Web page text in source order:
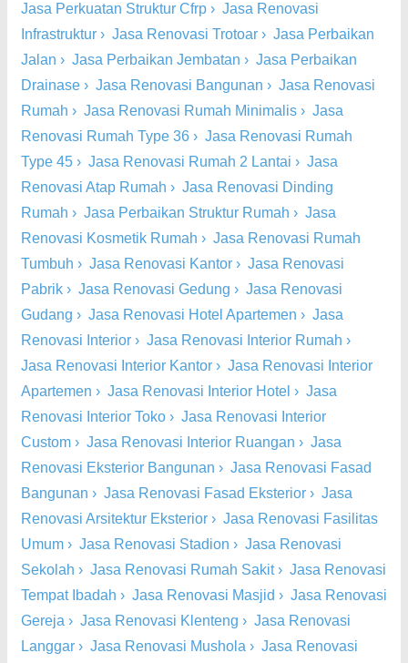
Jasa Perkuatan Struktur Cfrp › Jasa Renovasi
Infrastruktur › Jasa Renovasi Trotoar › Jasa Perbaikan
Jalan › Jasa Perbaikan Jembatan › Jasa Perbaikan
Drainase › Jasa Renovasi Bangunan › Jasa Renovasi
Rumah › Jasa Renovasi Rumah Minimalis › Jasa
Renovasi Rumah Type 36 › Jasa Renovasi Rumah
Type 45 › Jasa Renovasi Rumah 2 Lantai › Jasa
Renovasi Atap Rumah › Jasa Renovasi Dinding
Rumah › Jasa Perbaikan Struktur Rumah › Jasa
Renovasi Kosmetik Rumah › Jasa Renovasi Rumah
Tumbuh › Jasa Renovasi Kantor › Jasa Renovasi
Pabrik › Jasa Renovasi Gedung › Jasa Renovasi
Gudang › Jasa Renovasi Hotel Apartemen › Jasa
Renovasi Interior › Jasa Renovasi Interior Rumah ›
Jasa Renovasi Interior Kantor › Jasa Renovasi Interior
Apartemen › Jasa Renovasi Interior Hotel › Jasa
Renovasi Interior Toko › Jasa Renovasi Interior
Custom › Jasa Renovasi Interior Ruangan › Jasa
Renovasi Eksterior Bangunan › Jasa Renovasi Fasad
Bangunan › Jasa Renovasi Fasad Eksterior › Jasa
Renovasi Arsitektur Eksterior › Jasa Renovasi Fasilitas
Umum › Jasa Renovasi Stadion › Jasa Renovasi
Sekolah › Jasa Renovasi Rumah Sakit› Jasa Renovasi
Tempat Ibadah › Jasa Renovasi Masjid › Jasa Renovasi
Gereja › Jasa Renovasi Klenteng › Jasa Renovasi
Langgar › Jasa Renovasi Mushola › Jasa Renovasi